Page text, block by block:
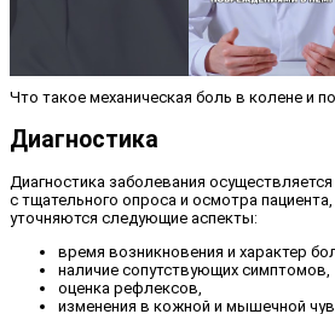
Что такое механическая боль в колене и
Диагностика
Диагностика заболевания
с тщательного опроса и осмотра
уточняются следующие аспекты:
время возникновения и характер
наличие сопутствующих симптомов,
оценка рефлексов,
изменения в кожной и мышечной